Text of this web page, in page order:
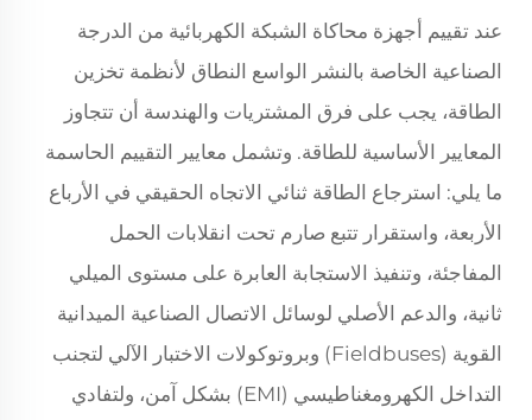
عند تقييم أجهزة محاكاة الشبكة الكهربائية من الدرجة
الصناعية الخاصة بالنشر الواسع النطاق لأنظمة تخزين
الطاقة، يجب على فرق المشتريات والهندسة أن تتجاوز
المعايير الأساسية للطاقة. وتشمل معايير التقييم الحاسمة
ما يلي: استرجاع الطاقة ثنائي الاتجاه الحقيقي في الأرباع
الأربعة، واستقرار تتبع صارم تحت انقلابات الحمل
المفاجئة، وتنفيذ الاستجابة العابرة على مستوى الميلي
ثانية، والدعم الأصلي لوسائل الاتصال الصناعية الميدانية
القوية (Fieldbuses) وبروتوكولات الاختبار الآلي لتجنب
التداخل الكهرومغناطيسي (EMI) بشكل آمن، ولتفادي